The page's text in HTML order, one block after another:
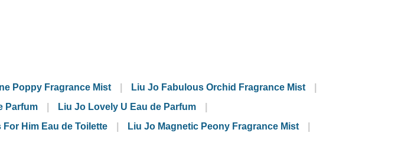
Poppy Fragrance Mist
Liu Jo Fabulous Orchid Fragrance Mist
Parfum
Liu Jo Lovely U Eau de Parfum
For Him Eau de Toilette
Liu Jo Magnetic Peony Fragrance Mist